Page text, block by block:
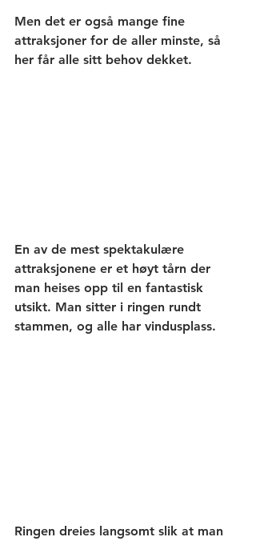
Men det er også mange fine
attraksjoner for de aller minste, så
her får alle sitt behov dekket.
En av de mest spektakulære
attraksjonene er et høyt tårn der
man heises opp til en fantastisk
utsikt. Man sitter i ringen rundt
stammen, og alle har vindusplass.
Ringen dreies langsomt slik at man